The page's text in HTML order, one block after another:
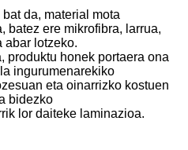
da, material mota
batez ere mikrofibra, larrua,
abar lotzeko.
produktu honek portaera ona
ingurumenarekiko
eta oinarrizko kostuen
bidezko
lor daiteke laminazioa.